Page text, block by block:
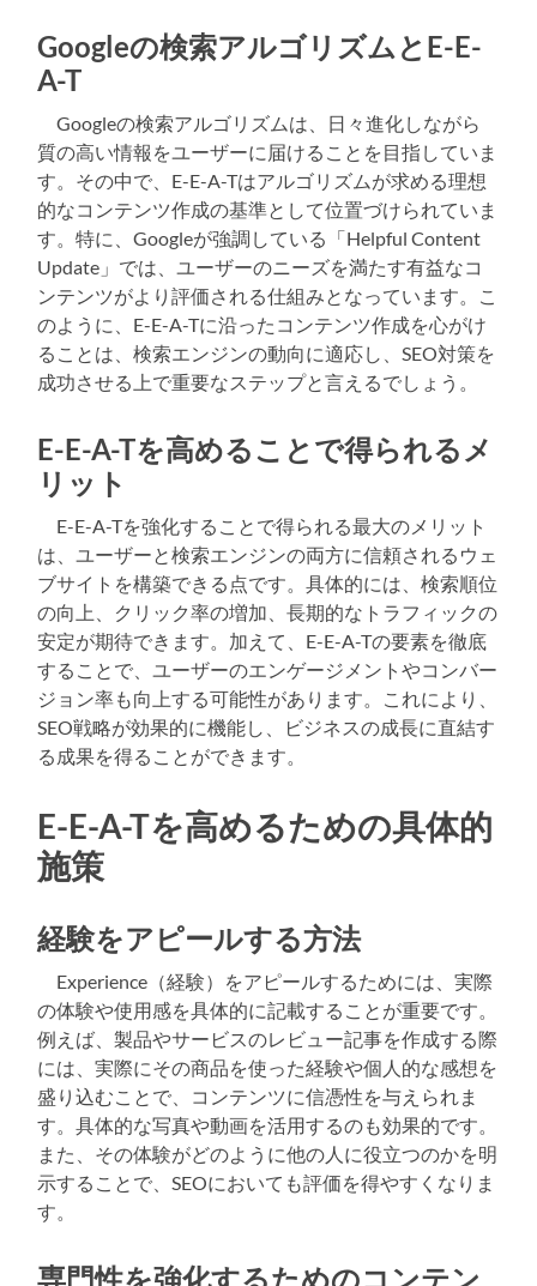
Googleの検索アルゴリズムとE-E-
A-T
Googleの検索アルゴリズムは、日々進化しながら
質の高い情報をユーザーに届けることを目指していま
す。その中で、E-E-A-Tはアルゴリズムが求める理想
的なコンテンツ作成の基準として位置づけられていま
す。特に、Googleが強調している「Helpful Content
Update」では、ユーザーのニーズを満たす有益なコ
ンテンツがより評価される仕組みとなっています。こ
のように、E-E-A-Tに沿ったコンテンツ作成を心がけ
ることは、検索エンジンの動向に適応し、SEO対策を
成功させる上で重要なステップと言えるでしょう。
E-E-A-Tを高めることで得られるメ
リット
E-E-A-Tを強化することで得られる最大のメリット
は、ユーザーと検索エンジンの両方に信頼されるウェ
ブサイトを構築できる点です。具体的には、検索順位
の向上、クリック率の増加、長期的なトラフィックの
安定が期待できます。加えて、E-E-A-Tの要素を徹底
することで、ユーザーのエンゲージメントやコンバー
ジョン率も向上する可能性があります。これにより、
SEO戦略が効果的に機能し、ビジネスの成長に直結す
る成果を得ることができます。
E-E-A-Tを高めるための具体的
施策
経験をアピールする方法
Experience（経験）をアピールするためには、実際
の体験や使用感を具体的に記載することが重要です。
例えば、製品やサービスのレビュー記事を作成する際
には、実際にその商品を使った経験や個人的な感想を
盛り込むことで、コンテンツに信憑性を与えられま
す。具体的な写真や動画を活用するのも効果的です。
また、その体験がどのように他の人に役立つのかを明
示することで、SEOにおいても評価を得やすくなりま
す。
専門性を強化するためのコンテン